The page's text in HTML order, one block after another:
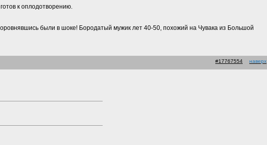
к оплодотворению.
были в шоке! Бородатый мужик лет 40-50, похожий на Чувака из Большой
#17767554 наверх